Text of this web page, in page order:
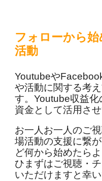
フォローから
活動
Youtubeや
や活動に関する考
す。Youtube収益
資金として活用さ
お一人お一人のご
場活動の支援に繋
ど何から始めたら
ひまずはご視聴・
いただけますと幸い